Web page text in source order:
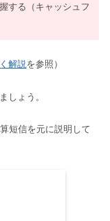
する（キャッシュフ
解説を参照）
しょう。
短信を元に説明して